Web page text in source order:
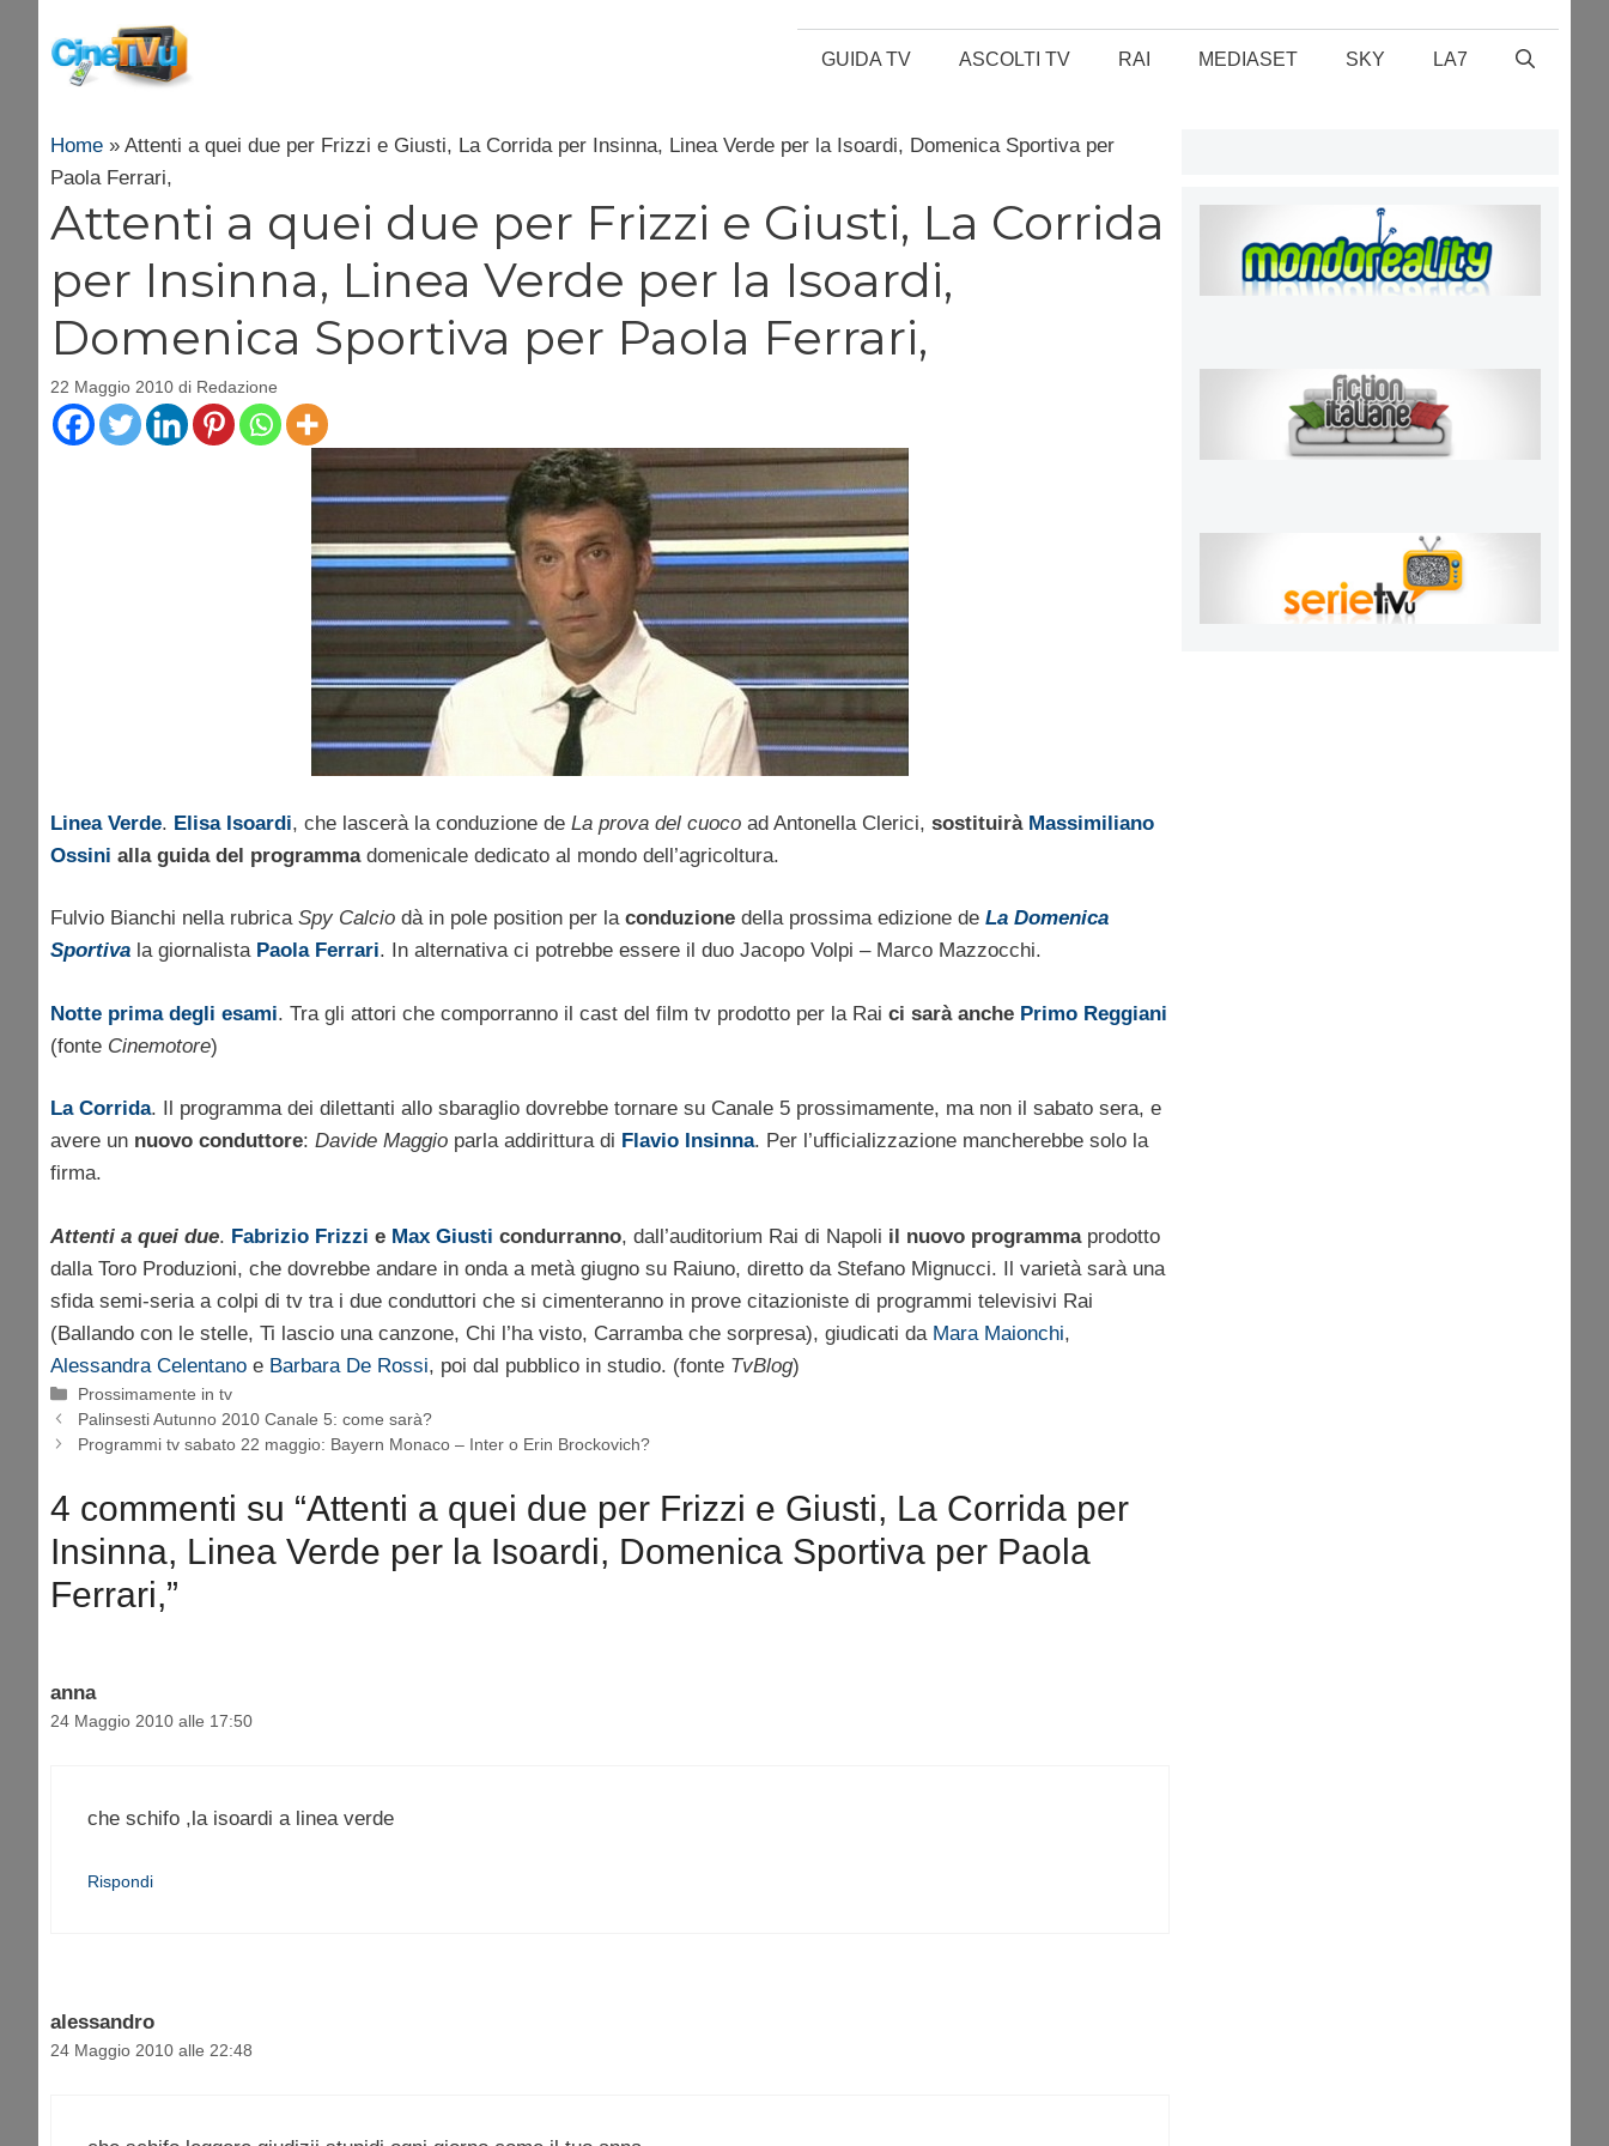
contenuto
GUIDA TV ASCOLTI TV RAI MEDIASET SKY LA7
Home » Attenti a quei due per Frizzi e Giusti, La Corrida per Insinna, Linea Verde per la Isoardi, Domenica Sportiva per
Paola Ferrari,
Attenti a quei due per Frizzi e Giusti, La Corrida
per Insinna, Linea Verde per la Isoardi,
Domenica Sportiva per Paola Ferrari,
22 Maggio 2010 di Redazione
Linea Verde. Elisa Isoardi, che lascerà la conduzione de La prova del cuoco ad Antonella Clerici, sostituirà Massimiliano
Ossini alla guida del programmadomenicale dedicato al mondo dell’agricoltura.
Fulvio Bianchi nella rubrica Spy Calcio dà in pole position per la conduzione della prossima edizione de La Domenica
Sportiva la giornalista Paola Ferrari. In alternativa ci potrebbe essere il duo Jacopo Volpi – Marco Mazzocchi.
Notte prima degli esami. Tra gli attori che comporranno il cast del film tv prodotto per la Rai ci sarà anche Primo Reggiani
(fonte Cinemotore)
La Corrida. Il programma dei dilettanti allo sbaraglio dovrebbe tornare su Canale 5 prossimamente, ma non il sabato sera, e
avere un nuovo conduttore: Davide Maggio parla addirittura di Flavio Insinna. Per l’ufficializzazione mancherebbe solo la
firma.
Attenti a quei due. Fabrizio Frizzi e Max Giusti condurranno, dall’auditorium Rai di Napoli il nuovo programmaprodotto
dalla Toro Produzioni, che dovrebbe andare in onda a metà giugno su Raiuno, diretto da Stefano Mignucci. Il varietà sarà una
sfida semi-seria a colpi di tv tra i due conduttori che si cimenteranno in prove citazioniste di programmi televisivi Rai
(Ballando con le stelle, Ti lascio una canzone, Chi l’ha visto, Carramba che sorpresa), giudicati da Mara Maionchi,
Alessandra Celentano e Barbara De Rossi, poi dal pubblico in studio. (fonte TvBlog)
Categorie
Prossimamente in tv
Palinsesti Autunno 2010 Canale 5: come sarà?
Programmi tv sabato 22 maggio: Bayern Monaco – Inter o Erin Brockovich?
4 commenti su “Attenti a quei due per Frizzi e Giusti, La Corrida per
Insinna, Linea Verde per la Isoardi, Domenica Sportiva per Paola
Ferrari,”
anna
24 Maggio 2010 alle 17:50
che schifo ,la isoardi a linea verde
Rispondi
alessandro
24 Maggio 2010 alle 22:48